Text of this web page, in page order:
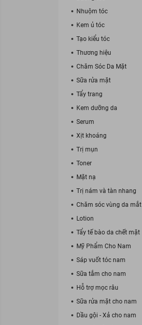
Nhuộm tóc
Kem ủ tóc
Tạo kiểu tóc
Thương hiệu
Chăm Sóc Da Mặt
Sữa rửa mặt
Tẩy trang
Kem dưỡng da
Serum
Xịt khoáng
Trị mụn
Toner
Mặt nạ
Trị nám và tàn nhang
Chăm sóc vùng da mắt
Lotion
Tẩy tế bào da chết mặt
Mỹ Phẩm Cho Nam
Sáp vuốt tóc nam
Sữa tắm cho nam
Hỗ trợ mọc râu
Sữa rửa mặt cho nam
Dầu gội - Xả cho nam